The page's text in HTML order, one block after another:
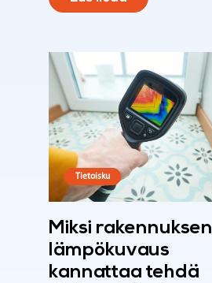
Tietoisku
Miksi rakennuksen
lämpökuvaus
kannattaa tehdä